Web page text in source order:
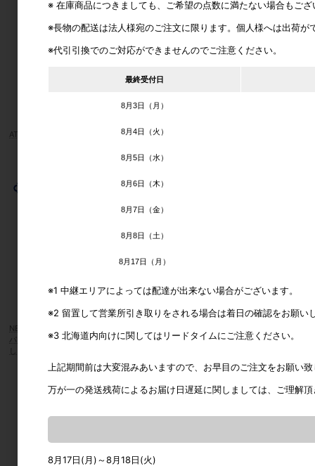
ATOM/アトム TA-21 引戸用床付け戸当り
MK/丸喜金属本社 TD-10 兼用戸当
NEW HIKARI/清水 マグネットドアストッ
パー スタンダードタイプ ※ロック機構な
カタログ価格
1,860円
パー プッシュロックタイプ
※ 在庫商品につきましても、ご希望の点数に満たない場合もご
※長物の配送は法人様宛のご注文に限ります。個人様へは出荷が
※代引引換でのご対応ができませんのでご注意ください。
最終受付日
8月3日（月）
8月4日（火）
8月5日（水）
8月6日（木）
8月7日（金）
8月8日（土）
8月17日（月）
※1 中継エリアによっては配達が出来ない場合がございます。
※2 留置して営業所引き取りをされる場合は着日の確認をお願い
※3 北海道内向けに関してはリードタイムにご注意ください。
上記期間前は大変混みあいますので、お早目のご注文をお願い
万が一の発送残荷によるお届け日遅延に関しましては、ご理解
8月17日(月)～8月18日(火)